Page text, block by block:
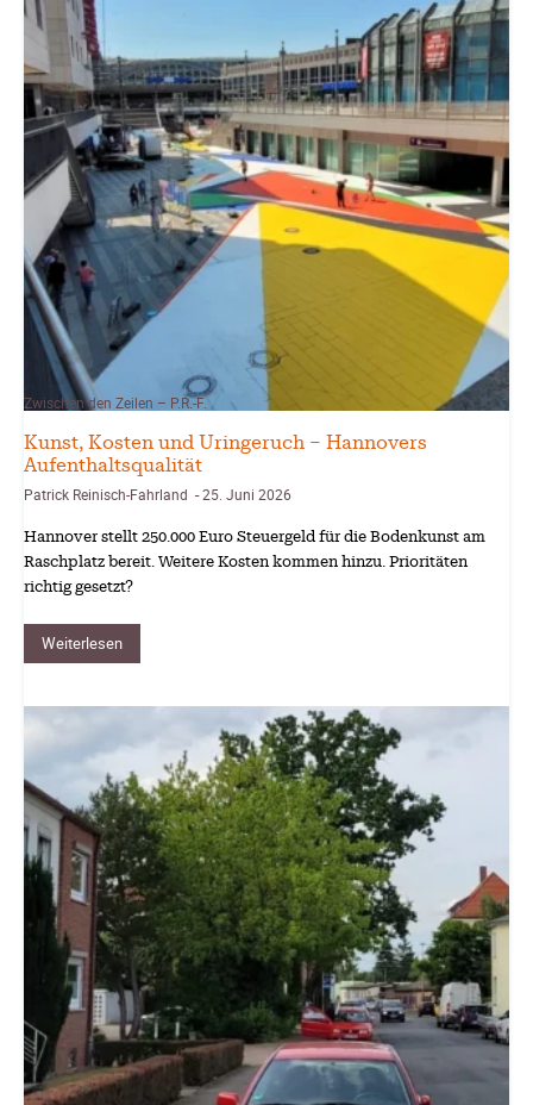
Zwischen den Zeilen – P.R.-F.
Kunst, Kosten und Uringeruch – Hannovers
Aufenthaltsqualität
Patrick Reinisch-Fahrland -25. Juni 2026
Hannover stellt 250.000 Euro Steuergeld für die Bodenkunst am
Raschplatz bereit. Weitere Kosten kommen hinzu. Prioritäten
richtig gesetzt?
Weiterlesen